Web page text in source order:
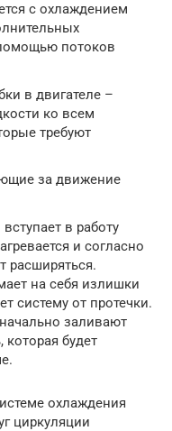
с охлаждением
потоков
в двигателе –
ко всем
требуют
за движение
в работу
и согласно
расширяться.
на себя излишки
систему от протечки.
заливают
будет
охлаждения
циркуляции